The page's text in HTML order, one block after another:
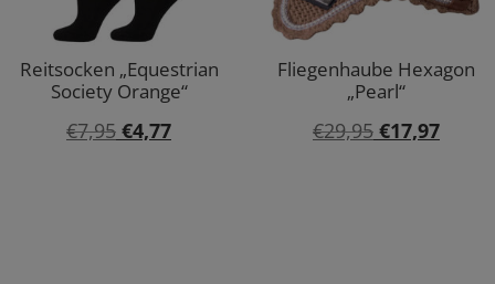
Reitsocken „Equestrian
Society Orange“
€7,95 Ursprünglicher
€4,77Aktueller
Fliegenhaube Hexagon
„Pearl“
€29,95 €17,97